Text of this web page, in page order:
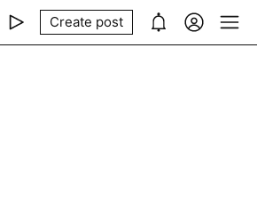
Create post